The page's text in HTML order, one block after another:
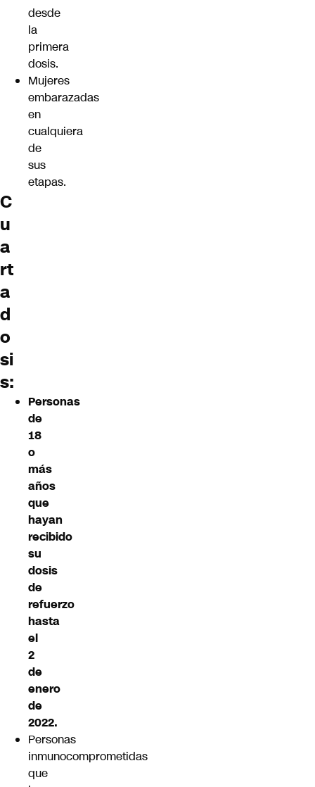
desde
la
primera
dosis.
Mujeres
embarazadas
en
cualquiera
de
sus
etapas.
C
u
a
rt
a
d
o
si
s:
Personas
de
18
o
más
años
que
hayan
recibido
su
dosis
de
refuerzo
hasta
el
2
de
enero
de
2022.
Personas
inmunocomprometidas
que